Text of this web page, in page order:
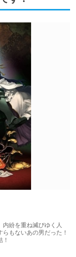
内紛を重ね滅びゆく人
もないあの男だった！